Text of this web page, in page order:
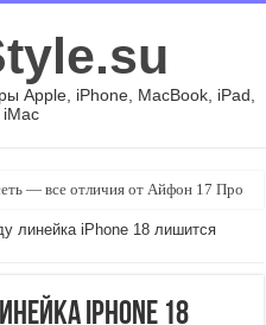
Apple, iPhone, MacBook, iPad,
iMac
— все отличия от Айфон 17 Про
линейка iPhone 18 лишится
iPhone 18